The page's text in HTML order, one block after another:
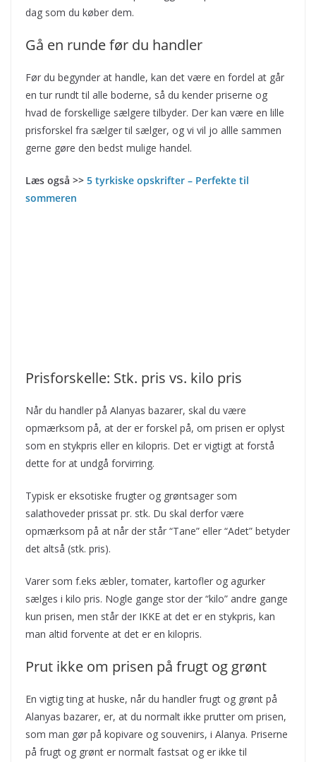
dag som du køber dem.
Gå en runde før du handler
Før du begynder at handle, kan det være en fordel at går
en tur rundt til alle boderne, så du kender priserne og
hvad de forskellige sælgere tilbyder. Der kan være en lille
prisforskel fra sælger til sælger, og vi vil jo allle sammen
gerne gøre den bedst mulige handel.
Læs også >> 5 tyrkiske opskrifter – Perfekte til
sommeren
Prisforskelle: Stk. pris vs. kilo pris
Når du handler på Alanyas bazarer, skal du være
opmærksom på, at der er forskel på, om prisen er oplyst
som en stykpris eller en kilopris. Det er vigtigt at forstå
dette for at undgå forvirring.
Typisk er eksotiske frugter og grøntsager som
salathoveder prissat pr. stk. Du skal derfor være
opmærksom på at når der står “Tane” eller “Adet” betyder
det altså (stk. pris).
Varer som f.eks æbler, tomater, kartofler og agurker
sælges i kilo pris. Nogle gange stor der “kilo” andre gange
kun prisen, men står der IKKE at det er en stykpris, kan
man altid forvente at det er en kilopris.
Prut ikke om prisen på frugt og grønt
En vigtig ting at huske, når du handler frugt og grønt på
Alanyas bazarer, er, at du normalt ikke prutter om prisen,
som man gør på kopivare og souvenirs, i Alanya. Priserne
på frugt og grønt er normalt fastsat og er ikke til